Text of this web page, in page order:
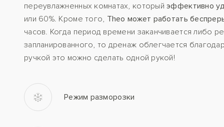
переувлажненных комнатах, которыйэффективно
или 60%. Кроме того, Theo может работать
часов. Когда период времени заканчивается либо
запланированного, то дренаж облегчается
ручкой это можно сделать одной рукой!
Режим разморозки